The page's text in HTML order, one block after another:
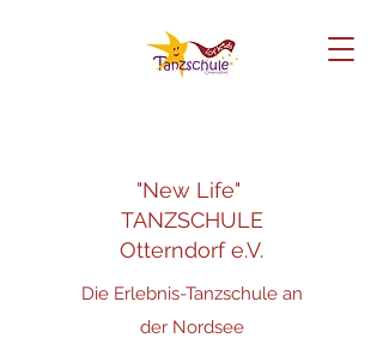
"New Life"
TANZSCHULE
Otterndorf e.V.
Die Erlebnis-Tanzschule an
der Nordsee